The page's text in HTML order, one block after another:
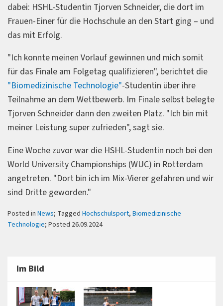
dabei: HSHL-Studentin Tjorven Schneider, die dort im
Frauen-Einer für die Hochschule an den Start ging – und
das mit Erfolg.
"Ich konnte meinen Vorlauf gewinnen und mich somit
für das Finale am Folgetag qualifizieren", berichtet die
"Biomedizinische Technologie"-Studentin über ihre
Teilnahme an dem Wettbewerb. Im Finale selbst belegte
Tjorven Schneider dann den zweiten Platz. "Ich bin mit
meiner Leistung super zufrieden", sagt sie.
Eine Woche zuvor war die HSHL-Studentin noch bei den
World University Championships (WUC) in Rotterdam
angetreten. "Dort bin ich im Mix-Vierer gefahren und wir
sind Dritte geworden."
Posted in News; Tagged Hochschulsport, Biomedizinische
Technologie; Posted 26.09.2024
Im Bild